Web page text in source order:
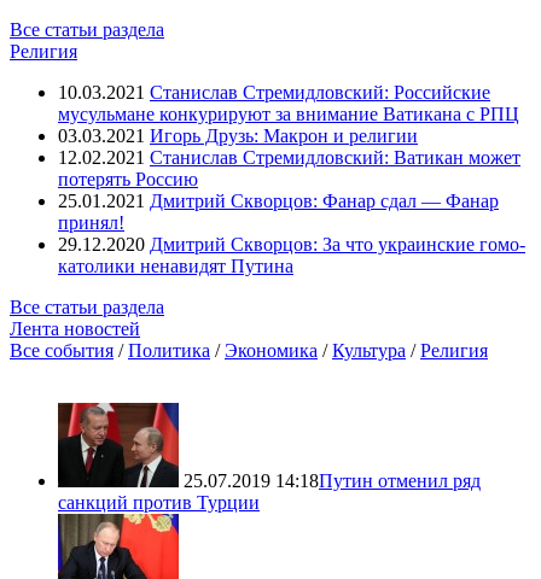
Все статьи раздела
Религия
10.03.2021 Станислав Стремидловский: Российские
мусульмане конкурируют за внимание Ватикана с РПЦ
03.03.2021 Игорь Друзь: Макрон и религии
12.02.2021 Станислав Стремидловский: Ватикан может
потерять Россию
25.01.2021 Дмитрий Скворцов: Фанар сдал — Фанар
принял!
29.12.2020 Дмитрий Скворцов: За что украинские гомо-
католики ненавидят Путина
Все статьи раздела
Лента новостей
Все события /Политика /Экономика /Культура /Религия
25.07.2019 14:18Путин отменил ряд
санкций против Турции